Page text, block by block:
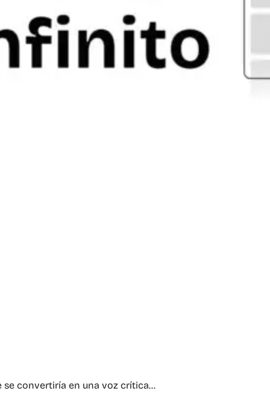
se convertiría en una voz crítica…